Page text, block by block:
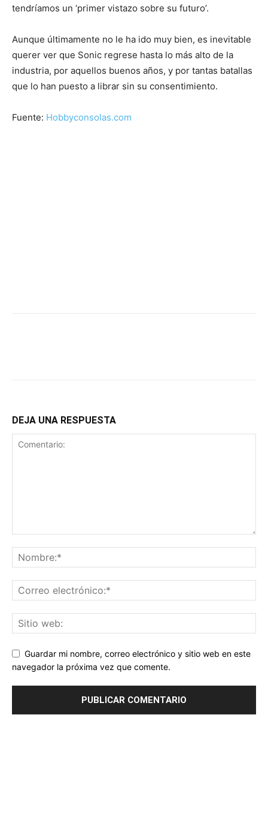
tendríamos un ‘primer vistazo sobre su futuro’.
Aunque últimamente no le ha ido muy bien, es inevitable
querer ver que Sonic regrese hasta lo más alto de la
industria, por aquellos buenos años, y por tantas batallas
que lo han puesto a librar sin su consentimiento.
Fuente: Hobbyconsolas.com
DEJA UNA RESPUESTA
Guardar mi nombre, correo electrónico y sitio web en este
navegador la próxima vez que comente.